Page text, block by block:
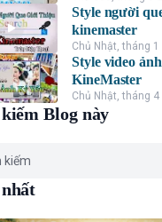
Style người
kinemaster
Chủ Nhật, tháng 1
Style video
KineMaster
Chủ Nhật, tháng 4
Blog này